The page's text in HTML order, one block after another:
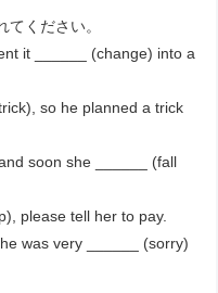
ください。
it ______ (change) into a
so he planned a trick
soon she ______ (fall
please tell her to pay.
was very ______ (sorry)